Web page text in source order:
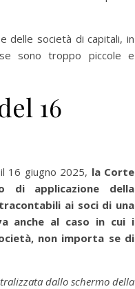
delle società di capitali, in
sono troppo piccole e
16
16 giugno 2025, la Corte
di applicazione della
ai soci di una
anche al caso in cui i
non importa se di
dallo schermo della